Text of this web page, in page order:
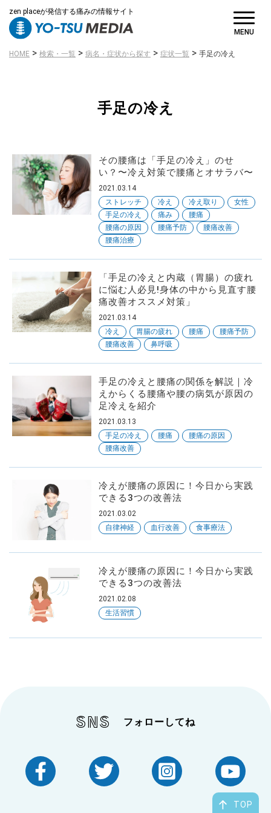
zen placeが発信する痛みの情報サイト
MENU
から探す
原因・きっかけ
対策・対処方法
から探す
SNS フォローしてね
HOME > 検索・一覧 > 病名・症状から探す > 症状一覧 > 手足の冷え
手足の冷え
その腰痛は「手足の冷え」のせ
い？〜冷え対策で腰痛とオサラバ〜
2021.03.14
ストレッチ
冷え 冷え取り
女性
手足の冷え
痛み
腰痛
腰痛の原因
腰痛予防
腰痛改善
腰痛治療
「手足の冷えと内蔵（胃腸）の疲れ
に悩む人必見!身体の中から見直す腰
痛改善オススメ対策」
2021.03.14
冷え
胃腸の疲れ 腰痛
腰痛予防
腰痛改善
鼻呼吸
手足の冷えと腰痛の関係を解説｜冷
えからくる腰痛や腰の病気が原因の
足冷えを紹介
2021.03.13
手足の冷え
腰痛
腰痛の原因
腰痛改善
冷えが腰痛の原因に！今日から実践
できる3つの改善法
2021.03.02
自律神経
血行改善 食事療法
冷えが腰痛の原因に！今日から実践
できる3つの改善法
2021.02.08
生活習慣
SNS フォローしてね
TOP